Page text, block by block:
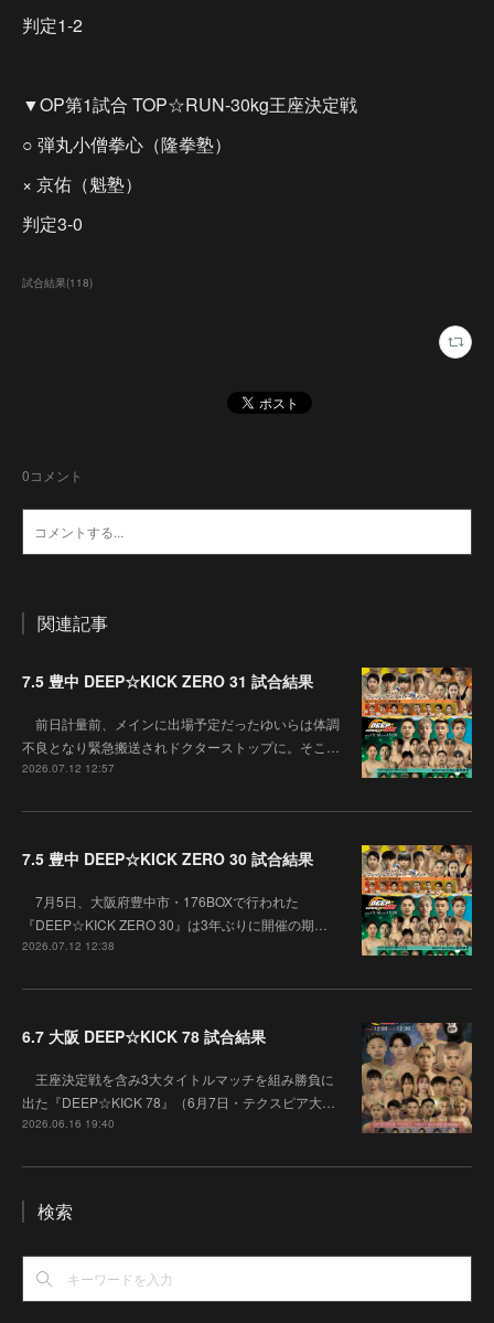
判定1-2
▼OP第1試合 TOP☆RUN-30kg王座決定戦
○ 弾丸小僧拳心（隆拳塾）
× 京佑（魁塾）
判定3-0
試合結果(118)
0コメント
関連記事
7.5 豊中 DEEP☆KICK ZERO 31 試合結果
前日計量前、メインに出場予定だったゆいらは体調
不良となり緊急搬送されドクターストップに。そこ…
2026.07.12 12:57
7.5 豊中 DEEP☆KICK ZERO 30 試合結果
7月5日、大阪府豊中市・176BOXで行われた
『DEEP☆KICK ZERO 30』は3年ぶりに開催の期…
2026.07.12 12:38
6.7 大阪 DEEP☆KICK 78 試合結果
王座決定戦を含み3大タイトルマッチを組み勝負に
出た『DEEP☆KICK 78』（6月7日・テクスピア大…
2026.06.16 19:40
検索